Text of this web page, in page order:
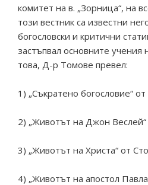
комитет на в. „Зорница“, на
този вестник са известни
богословски и критични
застъпвал основните учения
това, Д-р Томове превел:
1) „Съкратено богословие“
2) „Животът на Джон
3) „Животът на Христа“ от
4) „Животът на апостол